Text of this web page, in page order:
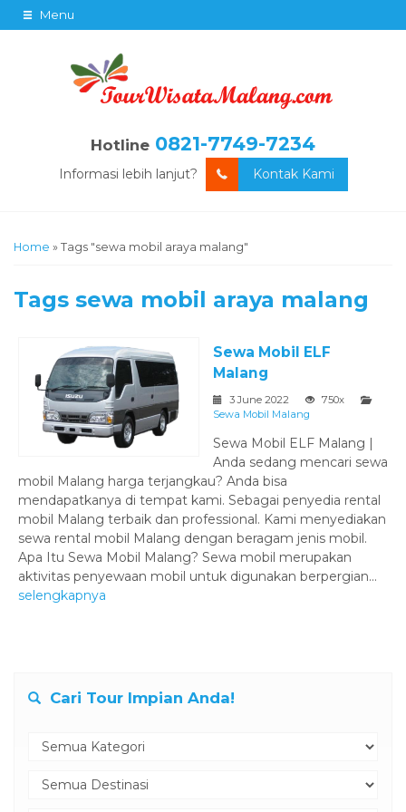
Menu
Hotline 0821-7749-7234
Informasi lebih lanjut? Kontak Kami
Home » Tags "sewa mobil araya malang"
Tags sewa mobil araya malang
Sewa Mobil ELF
Malang
3 June 2022
750x
Sewa Mobil Malang
Sewa Mobil ELF Malang |
Anda sedang mencari sewa
mobil Malang harga terjangkau? Anda bisa
mendapatkanya di tempat kami. Sebagai penyedia rental
mobil Malang terbaik dan professional. Kami menyediakan
sewa rental mobil Malang dengan beragam jenis mobil.
Apa Itu Sewa Mobil Malang? Sewa mobil merupakan
aktivitas penyewaan mobil untuk digunakan berpergian...
selengkapnya
Cari Tour Impian Anda!